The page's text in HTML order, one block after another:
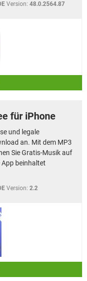
Version: 48.0.2564.87
für iPhone
und legale
an. Mit dem MP3
Sie Gratis-Musik auf
App beinhaltet
Version: 2.2